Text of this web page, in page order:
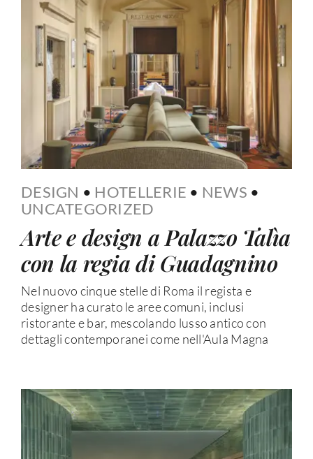
DESIGN • HOTELLERIE • NEWS •
UNCATEGORIZED
Arte e design a Palazzo Talìa
con la regia di Guadagnino
Nel nuovo cinque stelle di Roma il regista e
designer ha curato le aree comuni, inclusi
ristorante e bar, mescolando lusso antico con
dettagli contemporanei come nell'Aula Magna